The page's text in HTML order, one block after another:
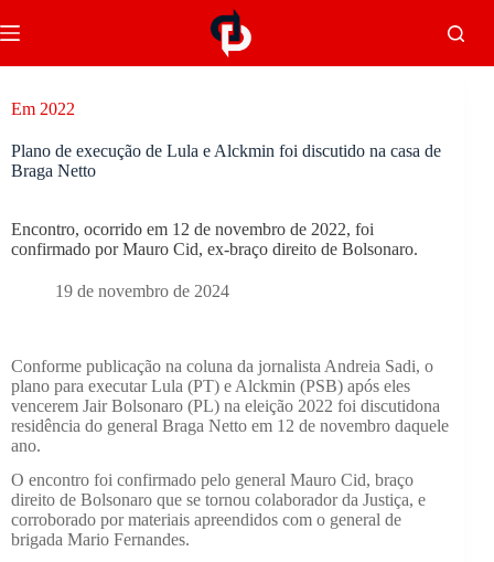
Em 2022
Plano de execução de Lula e Alckmin foi discutido na casa de
Braga Netto
Encontro, ocorrido em 12 de novembro de 2022, foi
confirmado por Mauro Cid, ex-braço direito de Bolsonaro.
19 de novembro de 2024
Conforme publicação na coluna da jornalista Andreia Sadi, o
plano para executar Lula (PT) e Alckmin (PSB) após eles
vencerem Jair Bolsonaro (PL) na eleição 2022 foi discutidona
residência do general Braga Netto em 12 de novembro daquele
ano.
O encontro foi confirmado pelo general Mauro Cid, braço
direito de Bolsonaro que se tornou colaborador da Justiça, e
corroborado por materiais apreendidos com o general de
brigada Mario Fernandes.